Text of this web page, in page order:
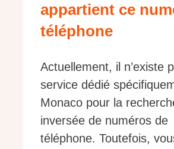
appartient ce
téléphone
Actuellement, il n’existe
service dédié
Monaco pour la
inversée de numéros de
téléphone. Toutefois,